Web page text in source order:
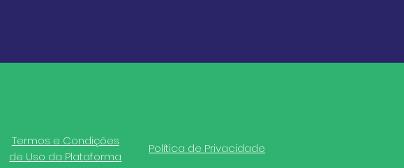
Termos e Condições
de Uso da Plataforma
Política de Privacidade